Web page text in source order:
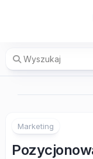
Marketing